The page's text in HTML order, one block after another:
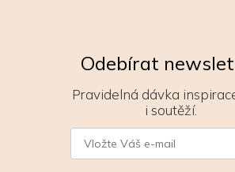
Odebírat
Pravidelná dávka
i soutěží.